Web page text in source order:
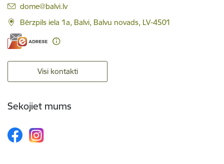
E-pasts:
dome@balvi.lv
Bērzpils iela 1a, Balvi, Balvu novads, LV-4501
Visi kontakti
Sekojiet mums